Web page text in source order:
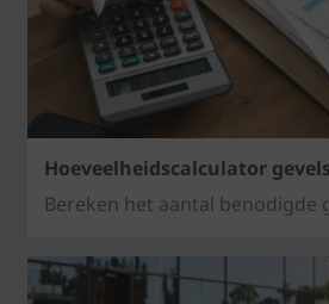
Hoeveelheidscalculator
Bereken het aantal benodigde